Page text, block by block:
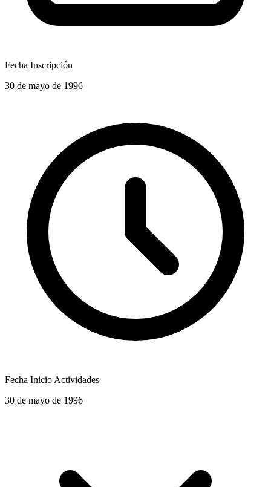
Fecha Inscripción
30 de mayo de 1996
Fecha Inicio Actividades
30 de mayo de 1996